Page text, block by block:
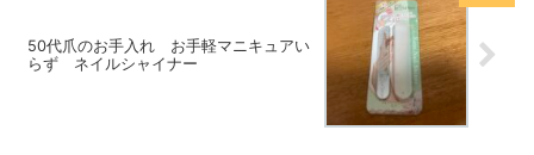
50代爪のお手入れ お手軽マニキュアい
らず ネイルシャイナー